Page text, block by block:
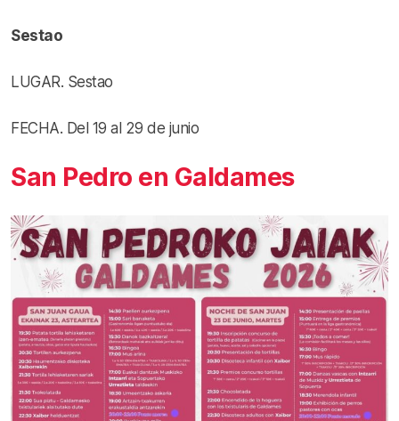
Sestao
LUGAR. Sestao
FECHA. Del 19 al 29 de junio
San Pedro en Galdames